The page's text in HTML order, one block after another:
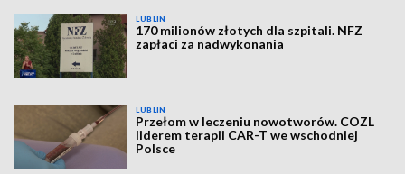
LUBLIN
170 milionów złotych dla szpitali. NFZ
zapłaci za nadwykonania
LUBLIN
Przełom w leczeniu nowotworów. COZL
liderem terapii CAR-T we wschodniej
Polsce